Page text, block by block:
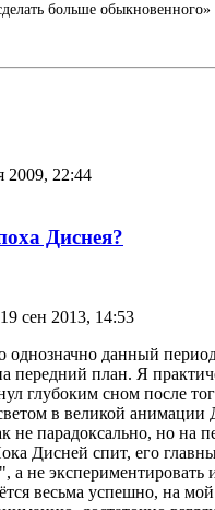
больше обыкновенного»
2009, 22:44
Диснея?
сен 2013, 14:53
данный
план. Я
глубоким сном после
в великой анимации
не парадоксально, но на
Дисней спит, его
не
весьма успешно, на